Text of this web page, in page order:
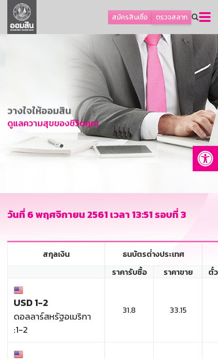
สมัครสินเชื่อ ตรวจสลาก
ลูกค้าธุรกิจ
ลูกค้าผู้ประกอบรายย่อย
การพัฒนาที่ยั่งยืน
ข่าวสาร
บริการทางการเงิน
อื่นๆ
GSB Society
วางใจให้ออมสิน
ดูแลความสุขของชีวิตคุณ
วันที่ 6 พฤศจิกายน 2561 เวลา 13:51 รอบที่ 3
สกุลเงิน
ธนบัตรต่่างประเทศ
ราคารับซื้อ
ราคาขาย ตั๋
USD 1-2
ดอลลาร์สหรัฐอเมริกา
:1-2
31.8 33.15